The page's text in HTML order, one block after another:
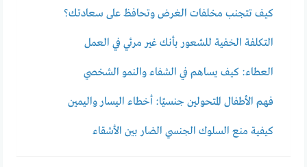
كيف تتجنب مخلفات الغرض وتحافظ على سعادتك؟
التكلفة الخفية للشعور بأنك غير مرئي في العمل
العطاء: كيف يساهم في الشفاء والنمو الشخصي
فهم الأطفال المتحولين جنسيًا: أخطاء اليسار واليمين
كيفية منع السلوك الجنسي الضار بين الأشقاء